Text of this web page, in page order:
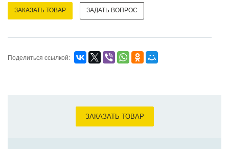
ЗАКАЗАТЬ ТОВАР ЗАДАТЬ ВОПРОС
Поделиться ссылкой:
ЗАКАЗАТЬ ТОВАР